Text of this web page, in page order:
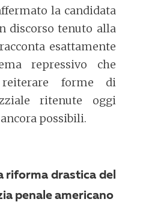
la candidata
discorso tenuto alla
esattamente
repressivo che
forme di
ritenute oggi
possibili.
riforma drastica del
penale americano